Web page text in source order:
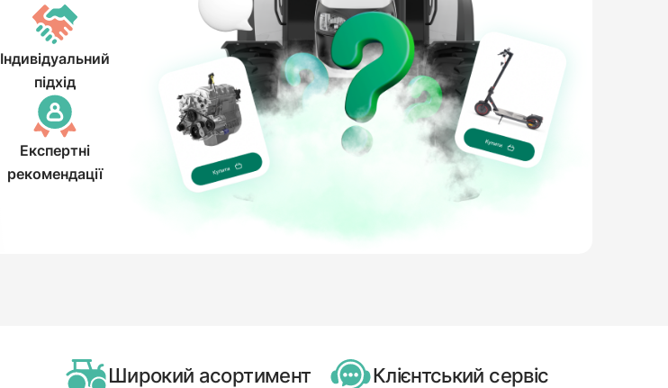
Індивідуальний
підхід
Експертні
рекомендації
Широкий асортимент Клієнтський сервіс